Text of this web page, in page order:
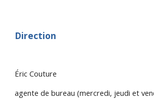
Direction
Éric Couture
agente de bureau (mercredi, jeudi et